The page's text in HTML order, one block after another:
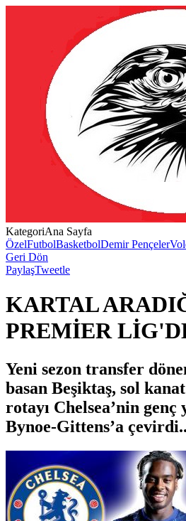
KategoriAna Sayfa
ÖzelFutbolBasketbolDemir Pençeler
Geri Dön
PaylaşTweetle
KARTAL
PREMİER
Yeni sezon transfer
basan Beşiktaş, sol kanat
rotayı Chelsea’nin genç
Bynoe-Gittens’a